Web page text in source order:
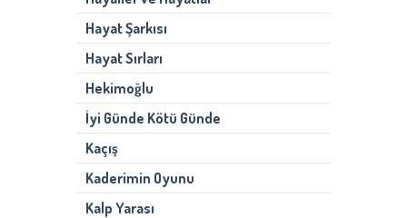
Hayat Şarkısı
Hayat Sırları
Hekimoğlu
İyi Günde Kötü Günde
Kaçış
Kaderimin Oyunu
Kalp Yarası